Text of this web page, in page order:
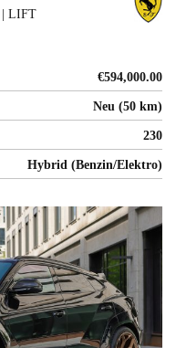
| LIFT
€594,000.00
Neu (50 km)
230
Hybrid (Benzin/Elektro)